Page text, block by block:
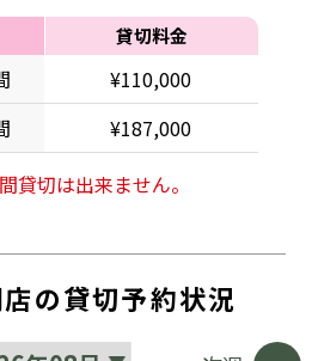
貸切料金
¥110,000
¥187,000
切は出来ません。
の貸切予約状況